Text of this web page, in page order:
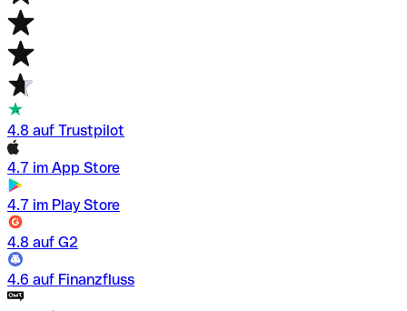
4.8 auf Trustpilot
4.7 im App Store
4.7 im Play Store
4.8 auf G2
4.6 auf Finanzfluss